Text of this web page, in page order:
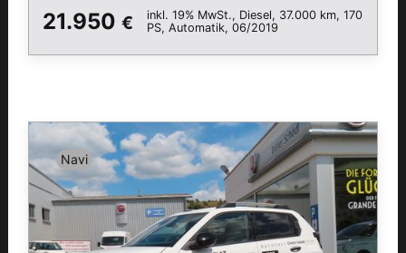
21.950 €
inkl. 19% MwSt., Diesel, 37.000 km, 170
PS, Automatik, 06/2019
Navi